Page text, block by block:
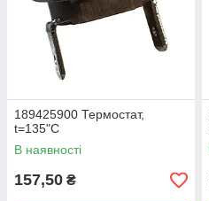
189425900 Термостат,
t=135"С
В наявності
157,50 ₴